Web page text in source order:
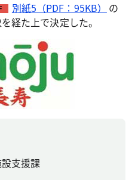
別紙5（PDF：95KB）
の
経た上で決定した。
支援課